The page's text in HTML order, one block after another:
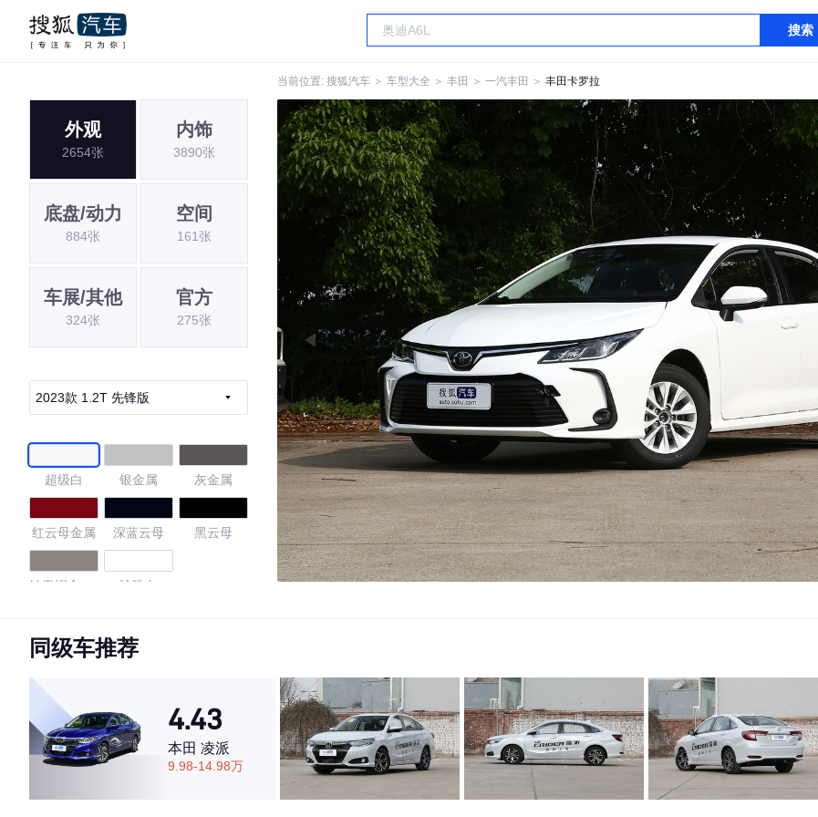
搜索
当前位置: 搜狐汽车 ＞ 车型大全 ＞ 丰田 ＞ 一汽丰田 ＞ 丰田卡罗拉
外观
2654张
内饰
3890张
底盘/动力
884张
空间
161张
车展/其他
324张
官方
275张
2023款 1.2T 先锋版
超级白 银金属 灰金属
红云母金属 深蓝云母 黑云母
铂青铜金属
珍珠白
4.74
·外观表现较为优秀，优于65%同级车
·内饰表现较为优秀，优于55%同级车
·空间表现较为优秀，优于77%同级车
同级车推荐
4.43
本田 凌派
9.98-14.98万